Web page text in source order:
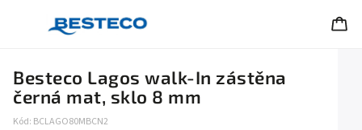
Besteco Lagos walk-In zástěna
černá mat, sklo 8 mm
Kód: BCLAGO80MBCN2